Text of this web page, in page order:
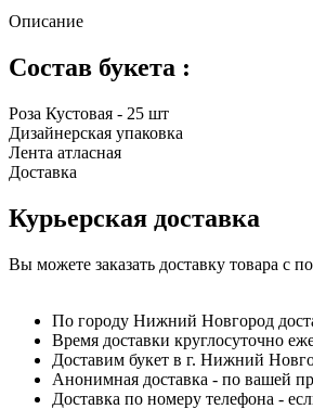
Описание
Состав букета :
Роза Кустовая - 25 шт
Дизайнерская упаковка
Лента атласная
Доставка
Курьерская доставка
Вы можете заказать доставку товара с
По городу Нижний Новгород
Время доставки круглосуточно
Доставим букет в г. Нижний
Анонимная доставка - по вашей
Доставка по номеру телефона -